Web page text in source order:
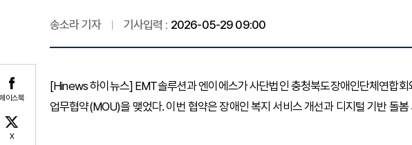
이스북
X
송소라 기자 기사입력 : 2026-05-29 09:00
[Hinews 하이뉴스] EMT솔루션과 엔이에스가 사단법인 충청북도장애인단체연합
업무협약(MOU)을 맺었다. 이번 협약은 장애인 복지 서비스 개선과 디지털 기반 돌